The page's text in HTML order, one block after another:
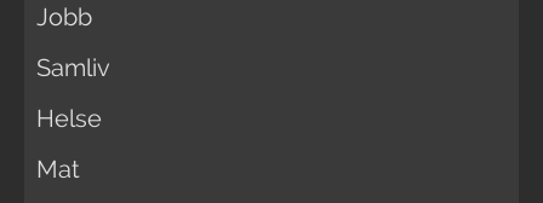
Jobb
Samliv
Helse
Mat